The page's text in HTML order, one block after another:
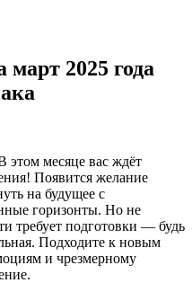
2025 года
этом месяце вас ждёт
Появится желание
на будущее с
горизонты. Но не
требует подготовки — будь
Подходите к новым
и чрезмерному